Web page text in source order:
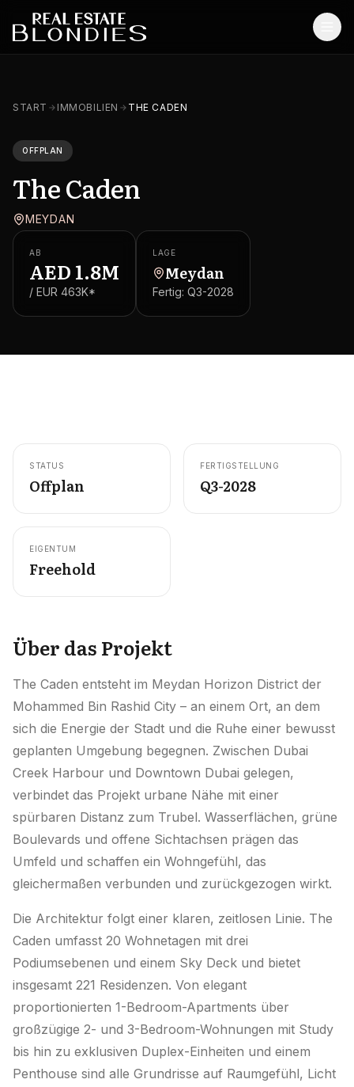
Off-Plan Projekte
Off-Plan Resale
Bestandsimmobilien
Dienstleistungen
SONSTIGES
DE KONTAKT
START IMMOBILIEN THE CADEN
OFFPLAN
The Caden
MEYDAN
AB
AED 1.8M
/ EUR 463K*
LAGE
Meydan
Fertig: Q3-2028
STATUS
Offplan
FERTIGSTELLUNG
Q3-2028
EIGENTUM
Freehold
Über das Projekt
The Caden entsteht im Meydan Horizon District der
Mohammed Bin Rashid City – an einem Ort, an dem
sich die Energie der Stadt und die Ruhe einer bewusst
geplanten Umgebung begegnen. Zwischen Dubai
Creek Harbour und Downtown Dubai gelegen,
verbindet das Projekt urbane Nähe mit einer
spürbaren Distanz zum Trubel. Wasserflächen, grüne
Boulevards und offene Sichtachsen prägen das
Umfeld und schaffen ein Wohngefühl, das
gleichermaßen verbunden und zurückgezogen wirkt.
Die Architektur folgt einer klaren, zeitlosen Linie. The
Caden umfasst 20 Wohnetagen mit drei
Podiumsebenen und einem Sky Deck und bietet
insgesamt 221 Residenzen. Von elegant
proportionierten 1-Bedroom-Apartments über
großzügige 2- und 3-Bedroom-Wohnungen mit Study
bis hin zu exklusiven Duplex-Einheiten und einem
Penthouse sind alle Grundrisse auf Raumgefühl, Licht